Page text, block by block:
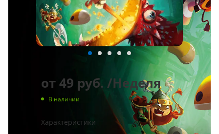
от49 руб. /Неделя
В наличии
Характеристики